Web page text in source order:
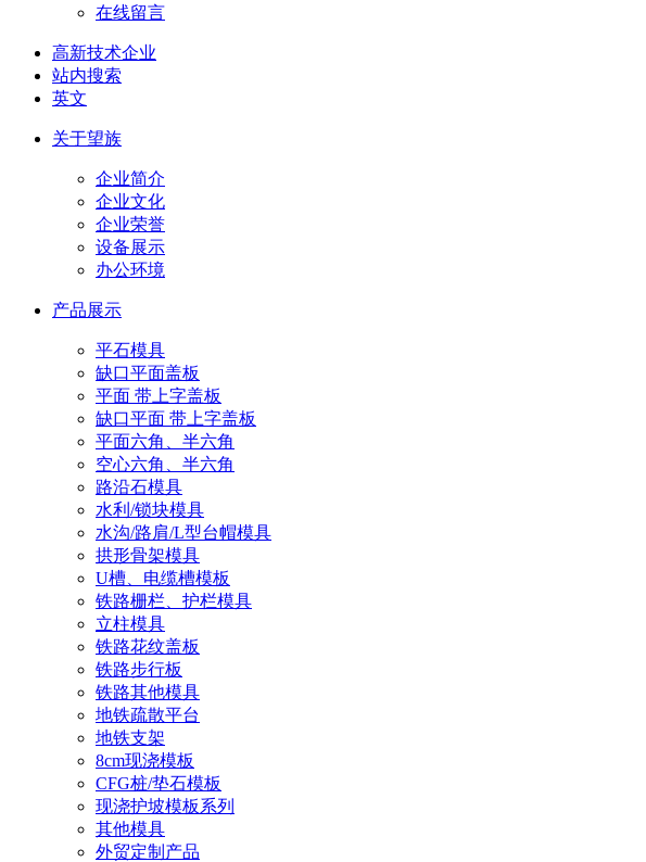
在线留言
高新技术企业
站内搜索
英文
关于望族
企业简介
企业文化
企业荣誉
设备展示
办公环境
产品展示
平石模具
缺口平面盖板
平面 带上字盖板
缺口平面 带上字盖板
平面六角、半六角
空心六角、半六角
路沿石模具
水利/锁块模具
水沟/路肩/L型台帽模具
拱形骨架模具
U槽、电缆槽模板
铁路栅栏、护栏模具
立柱模具
铁路花纹盖板
铁路步行板
铁路其他模具
地铁疏散平台
地铁支架
8cm现浇模板
CFG桩/垫石模板
现浇护坡模板系列
其他模具
外贸定制产品